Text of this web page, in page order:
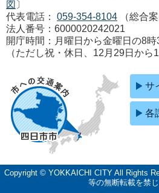
図 〕
代表電話：
059-354-8104
（総合案
法人番号：6000020242021
開庁時間：月曜日から金曜日の8
（ただし祝・休日、12月29日から
サ
各
Copyright © YOKKAICHI CITY All Rights
等の無断転載を禁じ